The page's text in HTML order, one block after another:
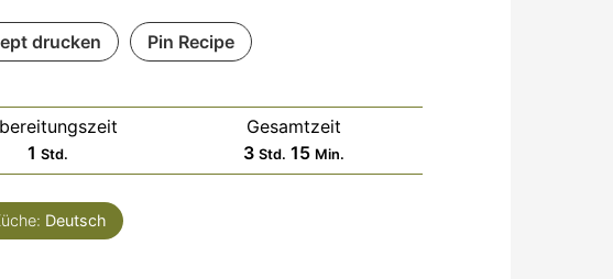
drucken Pin Recipe
1 Stunde
Std.
Gesamtzeit
3Stunden
Std. 15Minuten
Min.
Deutsch